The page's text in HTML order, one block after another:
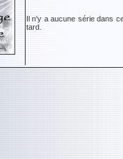
Il n'y a aucune série dans
tard.